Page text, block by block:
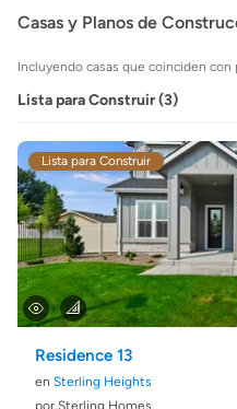
Casas y Planos de
Incluyendo casas que coinciden
Lista para Construir (3)
Lista para Construir
Residence 13
en Sterling Heights
por Sterling Homes